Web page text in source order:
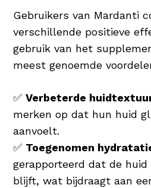
Gebruikers van Mardanti
verschillende positieve
gebruik van het
meest genoemde
✅Verbeterde
merken op dat hun huid
aanvoelt.
✅ Toegenomen
gerapporteerd dat de
blijft, wat bijdraagt aan